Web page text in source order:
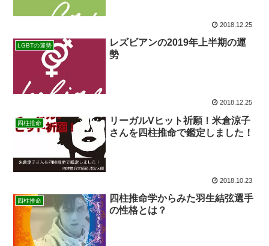
2018.12.25
LGBTの運勢
レズビアンの2019年上半期の運
勢
2018.12.25
四柱推命
リーガルVヒット祈願！米倉涼子
さんを四柱推命で鑑定しました！
2018.10.23
四柱推命
四柱推命学からみた羽生結弦選手
の性格とは？